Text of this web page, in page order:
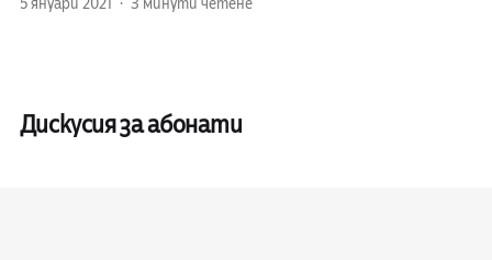
Дискусия за абонати